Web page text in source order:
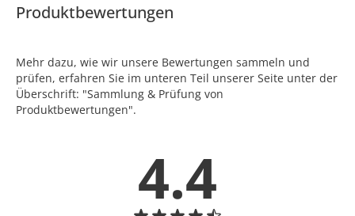
Produktbewertungen
Mehr dazu, wie wir unsere Bewertungen sammeln und
prüfen, erfahren Sie im unteren Teil unserer Seite unter der
Überschrift: "Sammlung & Prüfung von
Produktbewertungen".
4.4